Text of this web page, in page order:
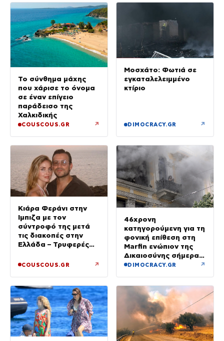
Το σύνθημα μάχης
που χάρισε το όνομα
σε έναν επίγειο
παράδεισο της
Χαλκιδικής
COUSCOUS.GR ↗
Μοσχάτο: Φωτιά σε
εγκαταλελειμμένο
κτίριο
DIMOCRACY.GR ↗
Κιάρα Φεράνι στην
Ίμπιζα με τον
σύντροφό της μετά
τις διακοπές στην
Ελλάδα – Τρυφερές
COUSCOUS.GR ↗
46χρονη
κατηγορούμενη για τη
φονική επίθεση στη
Marfin ενώπιον της
Δικαιοσύνης σήμερα –
Τα στοιχεία που την
DIMOCRACY.GR ↗